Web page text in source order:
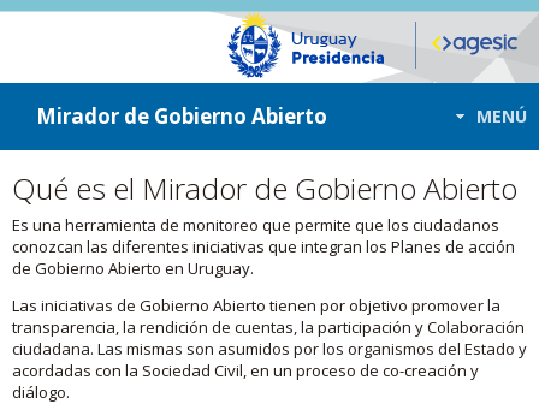
ir a contenido
ir al menú
Mirador de Gobierno Abierto MENÚ
Qué es el Mirador de Gobierno Abierto
Es una herramienta de monitoreo que permite que los ciudadanos
conozcan las diferentes iniciativas que integran los Planes de acción
de Gobierno Abierto en Uruguay.
Las iniciativas de Gobierno Abierto tienen por objetivo promover la
transparencia, la rendición de cuentas, la participación y Colaboración
ciudadana. Las mismas son asumidos por los organismos del Estado y
acordadas con la Sociedad Civil, en un proceso de co-creación y
diálogo.